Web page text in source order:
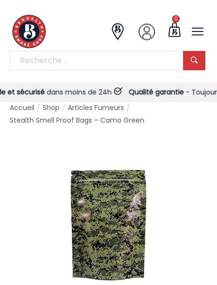
0
sécurisédans moins de 24h Qualité garantie- Toujours !
Accueil / Shop / Articles Fumeurs /
Stealth Smell Proof Bags – Camo Green